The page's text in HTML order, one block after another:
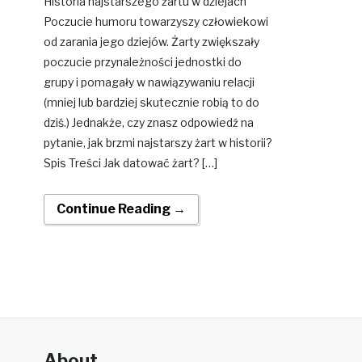
Poczucie humoru towarzyszy człowiekowi
od zarania jego dziejów. Żarty zwiększały
poczucie przynależności jednostki do
grupy i pomagały w nawiązywaniu relacji
(mniej lub bardziej skutecznie robią to do
dziś.) Jednakże, czy znasz odpowiedź na
pytanie, jak brzmi najstarszy żart w historii?
Spis Treści Jak datować żart? […]
Continue Reading →